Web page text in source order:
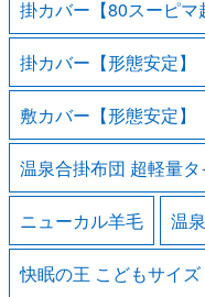
掛カバー【80スーピマ
掛カバー【形態安定】
敷カバー【形態安定】
温泉合掛布団 超軽量
ニューカル羊毛 温
快眠の王 こどもサイズ